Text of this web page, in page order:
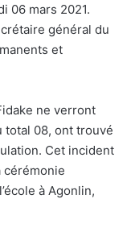
06 mars 2021.
général du
et
ne verront
total 08, ont trouvé
Cet incident
cérémonie
à Agonlin,